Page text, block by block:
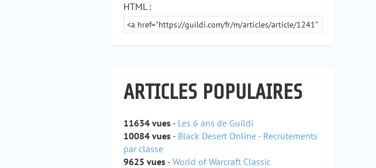
HTML :
ARTICLES POPULAIRES
11634 vues - Les 6 ans de Guildi
10084 vues - Black Desert Online - Recrutements
par classe
9625 vues - World of Warcraft Classic